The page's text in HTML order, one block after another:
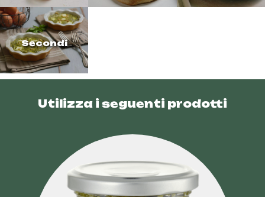
Secondi
Utilizza i seguenti prodotti